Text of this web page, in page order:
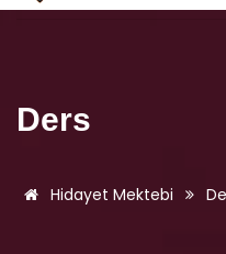
Ders
Hidayet Mektebi